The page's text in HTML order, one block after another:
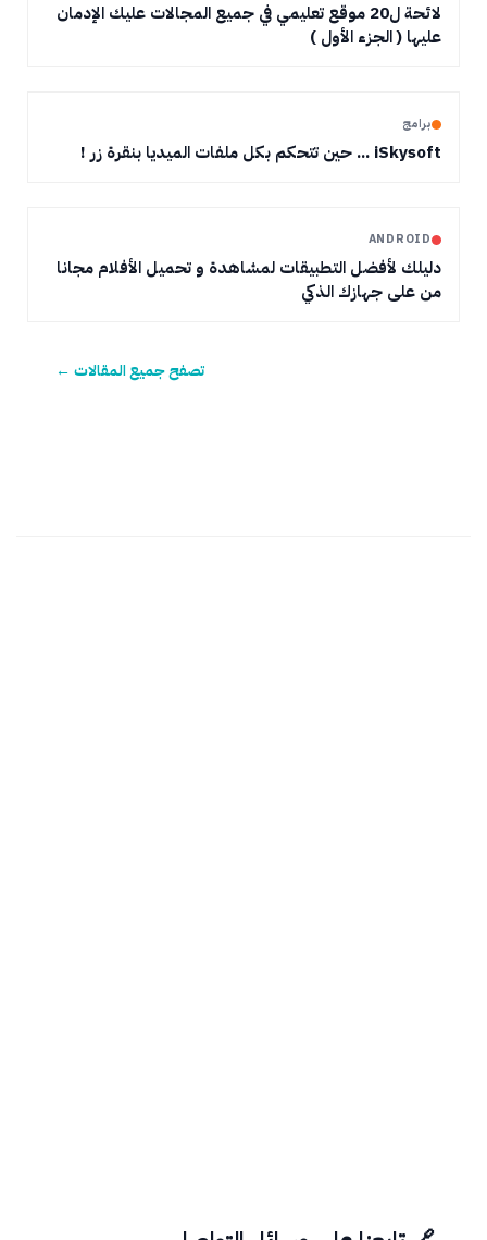
لائحة ل20 موقع تعليمي في جميع المجالات عليك الإدمان
عليها ( الجزء الأول )
برامج
iSkysoft ... حين تتحكم بكل ملفات الميديا بنقرة زر !
ANDROID
دليلك لأفضل التطبيقات لمشاهدة و تحميل الأفلام مجانا
من على جهازك الذكي
تصفح جميع المقالات ←